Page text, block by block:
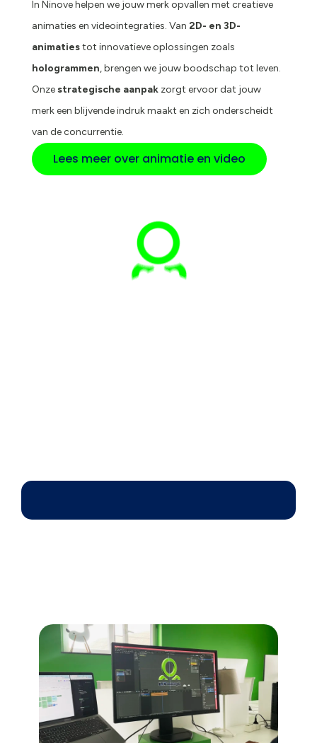
In Ninove helpen we jouw merk opvallen met creatieve
animaties en videointegraties. Van 2D- en 3D-
animatiestot innovatieve oplossingen zoals
hologrammen, brengen we jouw boodschap tot leven.
Onzestrategische aanpakzorgt ervoor dat jouw
merk een blijvende indruk maakt en zich onderscheidt
van de concurrentie.
Lees meer over animatie en video